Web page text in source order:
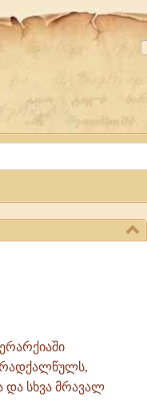
და სხვა მრავალ